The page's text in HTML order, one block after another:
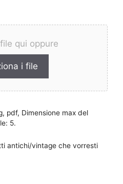
qui oppure
i file
pdf, Dimensione max del
5.
antichi/vintage che vorresti